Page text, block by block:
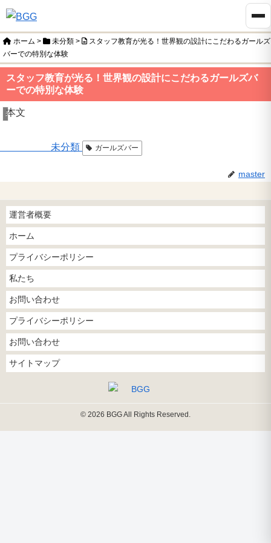
ホーム > 未分類 >
スタッフ教育が光る！世界観の設計にこだわるガールズ
バーでの特別な体験
スタッフ教育が光る！世界観の設計にこだわるガールズバ
ーでの特別な体験
未分類
本文
未分類 ガールズバー
master
運営者概要
ホーム
プライバシーポリシー
私たち
お問い合わせ
プライバシーポリシー
お問い合わせ
サイトマップ
© 2026 BGG All Rights Reserved.